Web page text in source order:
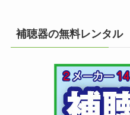
補聴器の無料レンタル